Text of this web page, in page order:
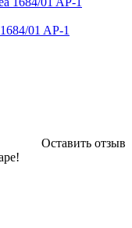
01 AP-1
Оставить отзыв